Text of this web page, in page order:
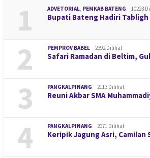
1 ADVETORIAL, PEMKAB BATENG 10223
Bupati Bateng Hadiri
2 PEMPROV BABEL 2392 Dilihat
Safari Ramadan di Beltim,
3 PANGKALPINANG 2113 Dilihat
Reuni Akbar SMA
4 PANGKALPINANG 2071 Dilihat
Keripik Jagung Asri,